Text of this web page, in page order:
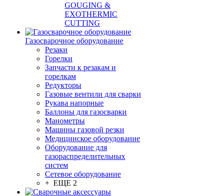
GOUGING &
EXOTHERMIC
CUTTING
Газосварочное оборудование
Резаки
Горелки
Запчасти к резакам и
горелкам
Редукторы
Газовые вентили для сварки
Рукава напорные
Баллоны для газосварки
Манометры
Машины газовой резки
Медицинское оборудование
Оборудование для
газораспределительных
систем
Сетевое оборудование
+ ЕЩЕ 2